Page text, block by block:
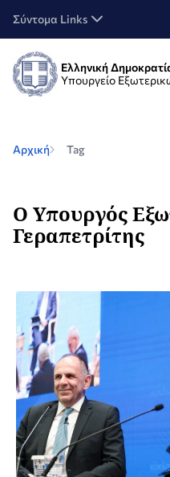
Σύντομα Links
Ελληνική
Υπουργείο
Αρχική Tag
Ο Υπουργός
Γεραπετρίτης